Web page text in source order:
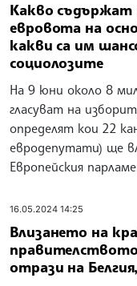
Какво съдържат
евровота на
какви са им
социолозите
На 9 юни около 8
гласуват на
определят кои 22
евродепутати) ще
Европейския
16.05.2024 14:25
Влизането на
отрази на